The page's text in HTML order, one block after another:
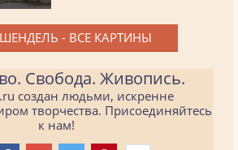
- ВСЕ КАРТИНЫ
Свобода. Живопись.
создан людьми, искренне
творчества. Присоединяйтесь
к нам!